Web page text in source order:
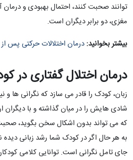
توانند صحبت کنند، احتمال بهبودی و
مغزی، دو برابر دیگران است.
بیشتر بخوانید: درمان اختلالات حرکتی پس
درمان اختلال گفتاری در
زبان، کودک را قادر می سازد که نگرانی ها و
شادی هایش را در میان گذاشته و با دیگران
که می تواند بدون اشکال سخن بگوید،
به هر حال اگر در کودک شما رشد زبانی دیده
جای تامل نگرانی است. توانایی کلامی